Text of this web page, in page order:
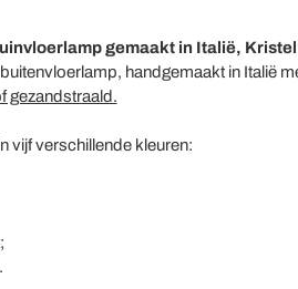
gemaakt in Italië, Kristel
handgemaakt in Italië
gezandstraald.
vijf verschillende kleuren: